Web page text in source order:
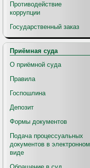
Противодействие
коррупции
Государственный заказ
Приёмная суда
О приёмной суда
Правила
Госпошлина
Депозит
Формы документов
Подача процессуальных
документов в электронном
виде